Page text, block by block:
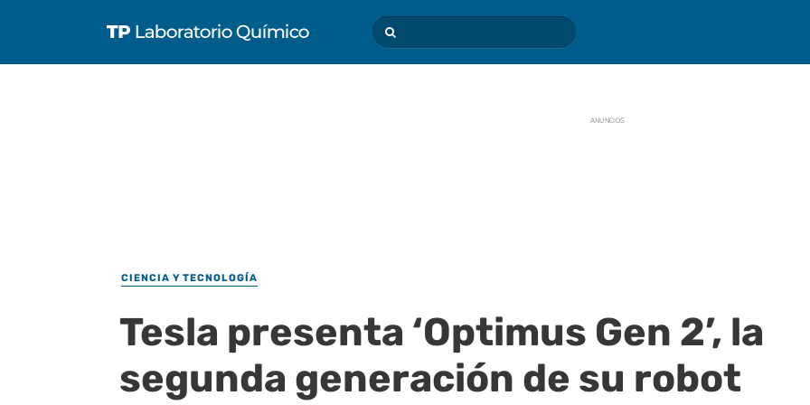
ANUNCIOS
CIENCIA Y TECNOLOGÍA
Tesla presenta ‘Optimus Gen 2’, la
segunda generación de su robot